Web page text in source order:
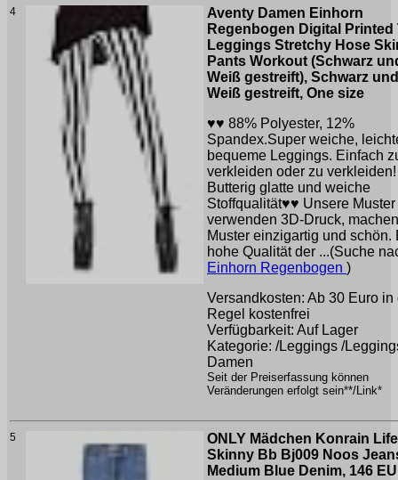
4
Aventy Damen Einhorn
Regenbogen Digital Printed
Leggings Stretchy Hose
Pants Workout (Schwarz
Weiß gestreift), Schwarz und
Weiß gestreift, One size
♥♥ 88% Polyester, 12%
Spandex.Super weiche,
bequeme Leggings. Einfach
verkleiden oder zu verkleiden!
Butterig glatte und weiche
Stoffqualität♥♥ Unsere Muster
verwenden 3D-Druck,
Muster einzigartig und schön.
hohe Qualität der ...(Suche
Einhorn Regenbogen )
Versandkosten: Ab 30 Euro in
Regel kostenfrei
Verfügbarkeit: Auf Lager
Kategorie: /Leggings /
Damen
Seit der Preiserfassung können
Veränderungen erfolgt sein**/Link*
5
ONLY Mädchen Konrain
Skinny Bb Bj009 Noos
Medium Blue Denim, 146 EU